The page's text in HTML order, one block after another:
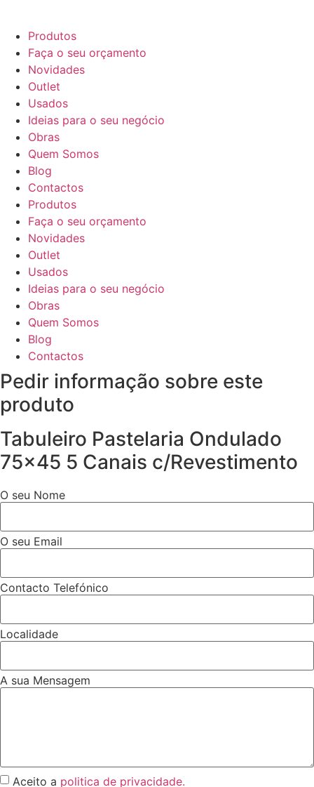
Produtos
Faça o seu orçamento
Novidades
Outlet
Usados
Ideias para o seu negócio
Obras
Quem Somos
Blog
Contactos
Produtos
Faça o seu orçamento
Novidades
Outlet
Usados
Ideias para o seu negócio
Obras
Quem Somos
Blog
Contactos
Pedir informação sobre este
produto
Tabuleiro Pastelaria Ondulado
75×45 5 Canais c/Revestimento
O seu Nome
O seu Email
Contacto Telefónico
Localidade
A sua Mensagem
Aceito a politica de privacidade.